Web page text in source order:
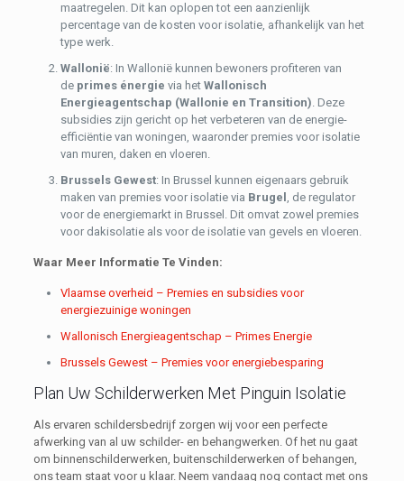
maatregelen. Dit kan oplopen tot een aanzienlijk
percentage van de kosten voor isolatie, afhankelijk van het
type werk.
Wallonië: In Wallonië kunnen bewoners profiteren van
de primes énergie via het Wallonisch
Energieagentschap (Wallonie en Transition). Deze
subsidies zijn gericht op het verbeteren van de energie-
efficiëntie van woningen, waaronder premies voor isolatie
van muren, daken en vloeren.
Brussels Gewest: In Brussel kunnen eigenaars gebruik
maken van premies voor isolatie via Brugel , de regulator
voor de energiemarkt in Brussel. Dit omvat zowel premies
voor dakisolatie als voor de isolatie van gevels en vloeren.
Waar Meer Informatie Te Vinden:
Vlaamse overheid – Premies en subsidies voor
energiezuinige woningen
Wallonisch Energieagentschap – Primes Energie
Brussels Gewest – Premies voor energiebesparing
Plan Uw Schilderwerken Met Pinguin Isolatie
Als ervaren schildersbedrijf zorgen wij voor een perfecte
afwerking van al uw schilder- en behangwerken. Of het nu gaat
om binnenschilderwerken, buitenschilderwerken of behangen,
ons team staat voor u klaar. Neem vandaag nog contact met ons